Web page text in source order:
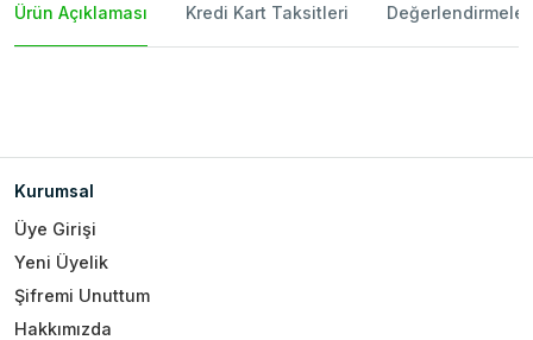
Ürün Açıklaması Kredi Kart Taksitleri Değerlendirmeler
Kurumsal
Üye Girişi
Yeni Üyelik
Şifremi Unuttum
Hakkımızda